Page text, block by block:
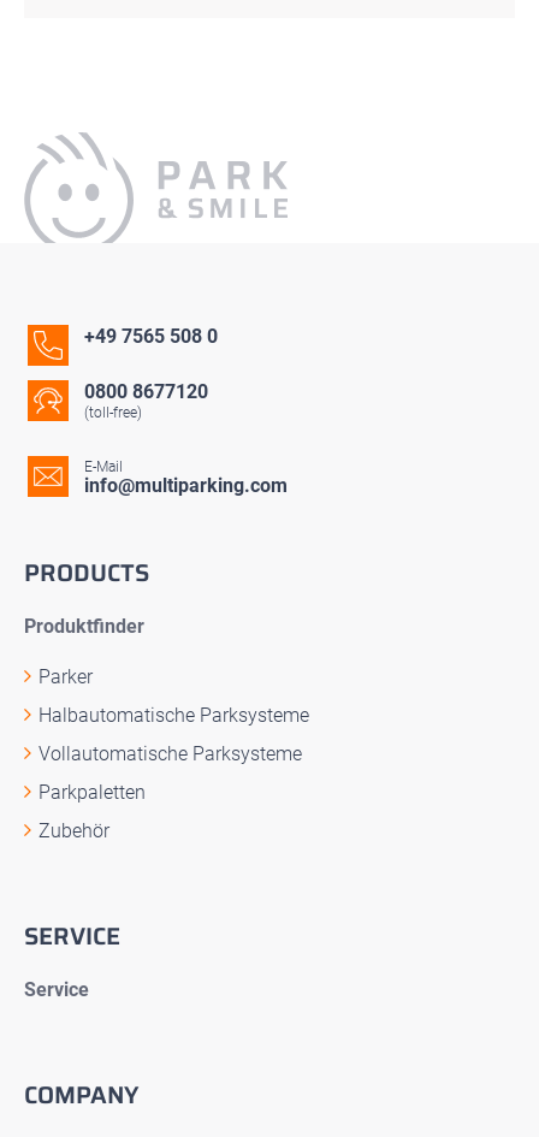
+49 7565 508 0
0800 8677120
(toll-free)
E-Mail
info@multiparking.com
PRODUCTS
Produktfinder
Parker
Halbautomatische Parksysteme
Vollautomatische Parksysteme
Parkpaletten
Zubehör
SERVICE
Service
COMPANY